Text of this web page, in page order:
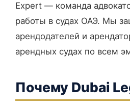
Expert — команда
работы в судах ОАЭ. Мы
арендодателей и
арендных судах по всем
Почему Dubai